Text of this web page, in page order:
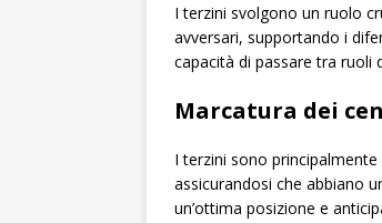
I terzini svolgono un ruolo
avversari, supportando i
capacità di passare tra ruoli
Marcatura dei
I terzini sono
assicurandosi che abbiano
un’ottima posizione e